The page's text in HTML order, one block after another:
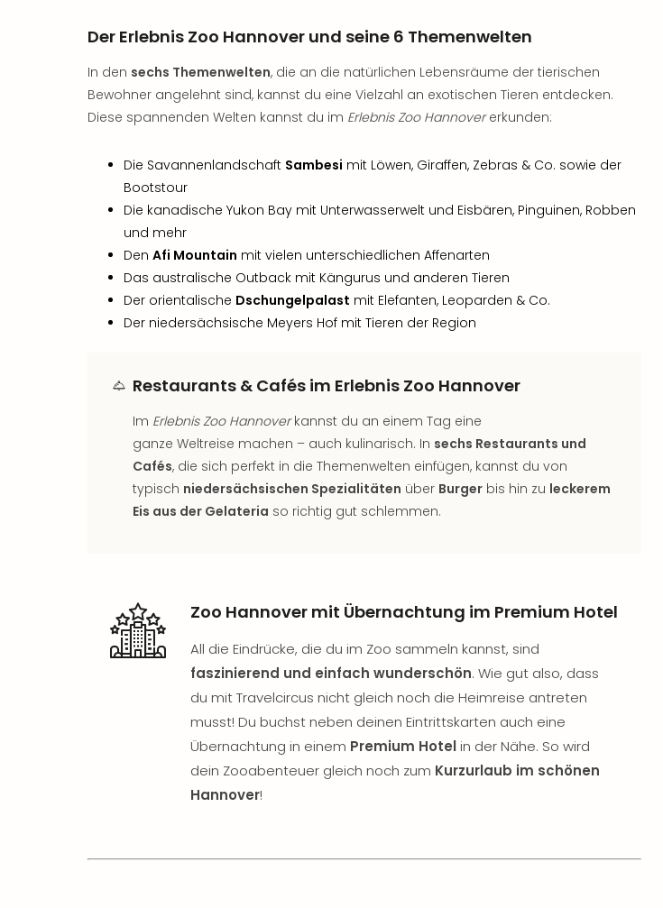
Der Erlebnis Zoo Hannover und seine 6 Themenwelten
In den sechs Themenwelten, die an die natürlichen Lebensräume der tierischen
Bewohner angelehnt sind, kannst du eine Vielzahl an exotischen Tieren entdecken.
Diese spannenden Welten kannst du im Erlebnis Zoo Hannovererkunden:
Die Savannenlandschaft Sambesi mit Löwen, Giraffen, Zebras & Co. sowie der
Bootstour
Die kanadische Yukon Bay mit Unterwasserwelt und Eisbären, Pinguinen, Robben
und mehr
Den Afi Mountain mit vielen unterschiedlichen Affenarten
Das australische Outback mit Kängurus und anderen Tieren
Der orientalische Dschungelpalast mit Elefanten, Leoparden & Co.
Der niedersächsische Meyers Hof mit Tieren der Region
Restaurants & Cafés im Erlebnis Zoo Hannover
Im Erlebnis Zoo Hannoverkannst du an einem Tag eine
ganze Weltreise machen – auch kulinarisch. In sechs Restaurants und
Cafés, die sich perfekt in die Themenwelten einfügen, kannst du von
typisch niedersächsischen Spezialitäten über Burger bis hin zu leckerem
Eis aus der Gelateria so richtig gut schlemmen.
Zoo Hannover mit Übernachtung im Premium Hotel
All die Eindrücke, die du im Zoo sammeln kannst, sind
faszinierend und einfach wunderschön. Wie gut also, dass
du mit Travelcircus nicht gleich noch die Heimreise antreten
musst! Du buchst neben deinen Eintrittskarten auch eine
Übernachtung in einem Premium Hotelin der Nähe. So wird
dein Zooabenteuer gleich noch zum Kurzurlaub im schönen
Hannover!